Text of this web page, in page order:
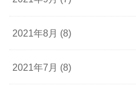
2021年8月 (8)
2021年7月 (8)